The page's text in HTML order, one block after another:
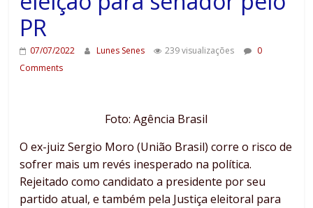
PR
07/07/2022 Lunes Senes 239 visualizações
0
Comments
Foto: Agência Brasil
O ex-juiz Sergio Moro (União Brasil) corre o risco de
sofrer mais um revés inesperado na política.
Rejeitado como candidato a presidente por seu
partido atual, e também pela Justiça eleitoral para